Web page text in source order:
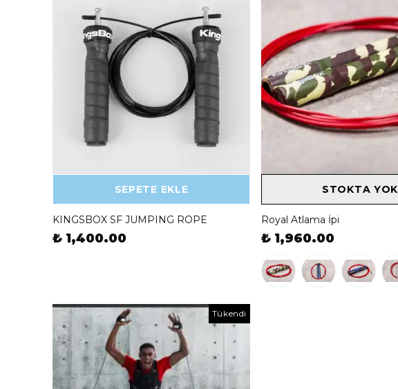
SEPETE EKLE
KINGSBOX SF JUMPING ROPE
₺ 1,400.00
STOKTA YOK
Royal Atlama İpi
₺ 1,960.00
Tükendi